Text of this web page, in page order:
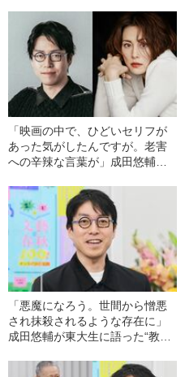
「映画の中で、ひどいセリフが
あった気がしたんですが。老害
への辛辣な言葉が」成田悠輔
回答は？《劇場版ドクターX》
「悪魔になろう。世間から憎悪
され抹殺されるような存在に」
成田悠輔が東大生に語った“教育